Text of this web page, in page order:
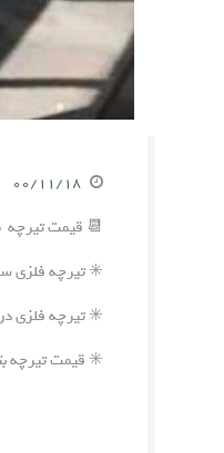
۰۰/۱۱/۱۸
📆 قیمت تیرچه مورخ
✳️ تیرچه فلزی سفارشی ورق ۴/نبشی
✳️ تیرچه فلزی درجه یک ورق ۴/نبشی
✳️ قیمت تیرچه